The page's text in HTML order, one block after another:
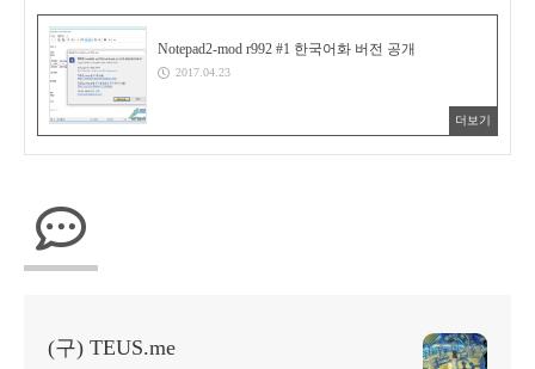
Notepad2-mod r992 #1 한국어화 버전 공개
2017.04.23
더보기
(구) TEUS.me